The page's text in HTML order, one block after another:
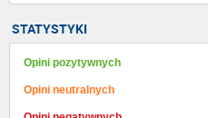
STATYSTYKI
Opini pozytywnych
Opini neutralnych